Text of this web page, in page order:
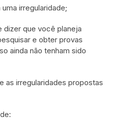
irregularidade;
que você planeja
e obter provas
ainda não tenham sido
as irregularidades propostas